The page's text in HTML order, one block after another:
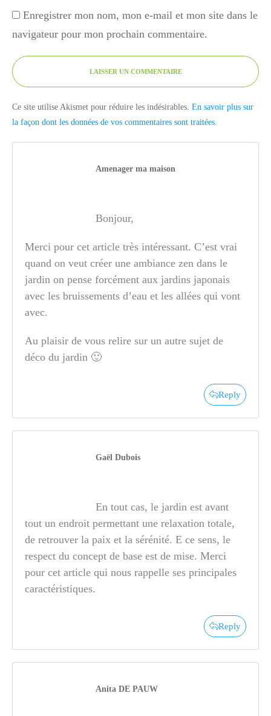
Enregistrer mon nom, mon e-mail et mon site dans le
navigateur pour mon prochain commentaire.
LAISSER UN COMMENTAIRE
Ce site utilise Akismet pour réduire les indésirables. En savoir plus sur
la façon dont les données de vos commentaires sont traitées
Amenager ma maison
Bonjour,
Merci pour cet article très intéressant. C’est vrai
quand on veut créer une ambiance zen dans le
jardin on pense forcément aux jardins japonais
avec les bruissements d’eau et les allées qui vont
avec.
Au plaisir de vous relire sur un autre sujet de
déco du jardin 🙂
Reply
Gaël Dubois
En tout cas, le jardin est avant
tout un endroit permettant une relaxation totale,
de retrouver la paix et la sérénité. E ce sens, le
respect du concept de base est de mise. Merci
pour cet article qui nous rappelle ses principales
caractéristiques.
Reply
Anita DE PAUW